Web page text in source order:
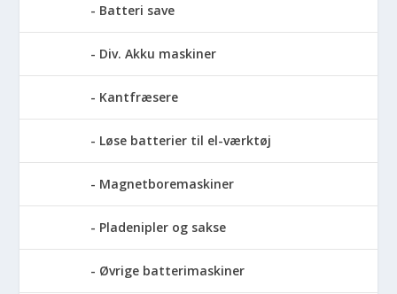
Batteri save
Div. Akku maskiner
Kantfræsere
Løse batterier til el-værktøj
Magnetboremaskiner
Pladenipler og sakse
Øvrige batterimaskiner